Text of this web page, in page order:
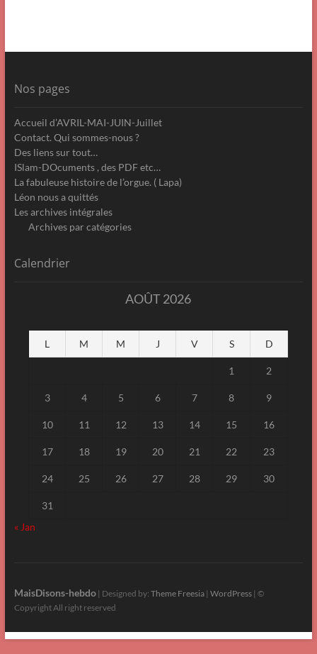
Nos pages
Accueil d’AVRIL-MAI-JUIN-Juillet
Contact. Qui sommes-nous ?
Des liens sur tout…
ISlam-DOcuments , des PDF etc…
La fabuleuse histoire de l’orgue. ( Lapa)
Léon nous a quittés
Les archives intégrales
Archives par catégories
Calendrier
AOÛT 2026
L M M J V S D
1 2
3 4 5 6 7 8 9
10 11 12 13 14 15 16
17 18 19 20 21 22 23
24 25 26 27 28 29 30
31
« Jan
MaisDisons-hebdo| Designed by: Theme Freesia| WordPress| ©
Copyright All right reserved